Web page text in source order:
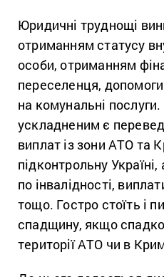
Юридичні труднощі
отриманням статусу
особи, отриманням
переселенця,
на комунальні послуги.
ускладненим є
виплат із зони АТО та
підконтрольну
по інвалідності,
тощо. Гостро стоїть і
спадщину, якщо
території АТО чи в